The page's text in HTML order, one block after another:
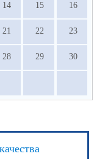
14 15 16
21 22 23
28 29 30